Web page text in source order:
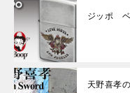
ジッポ ベ
天野喜孝